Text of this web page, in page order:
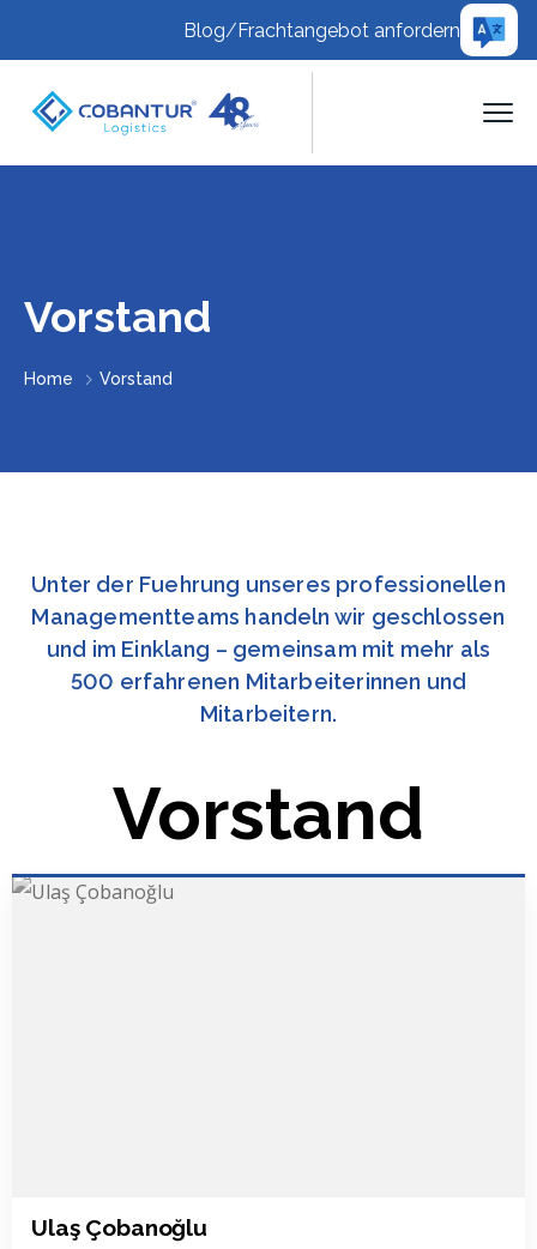
Blog/Frachtangebot anfordern
Vorstand
Home Vorstand
Unter der Fuehrung unseres professionellen
Managementteams handeln wir geschlossen
und im Einklang – gemeinsam mit mehr als
500 erfahrenen Mitarbeiterinnen und
Mitarbeitern.
Vorstand
Ulaş Çobanoğlu